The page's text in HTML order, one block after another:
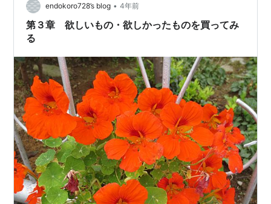
tokyodesignchannel.com 中のファーがフワフワ…
endokoro728’s blog • 4年前
第３章 欲しいもの・欲しかったものを買ってみ
る